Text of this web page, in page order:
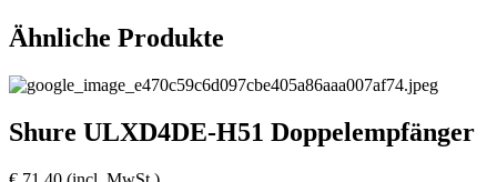
Ähnliche Produkte
Shure ULXD4DE-H51 Doppelempfänger